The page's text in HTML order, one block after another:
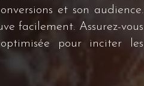
et son audience.
facilement. Assurez-vous
pour inciter les